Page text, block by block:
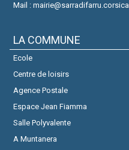
Mail : mairie@sarradifarru.corsica
LA COMMUNE
Ecole
Centre de loisirs
Agence Postale
Espace Jean Fiamma
Salle Polyvalente
A Muntanera